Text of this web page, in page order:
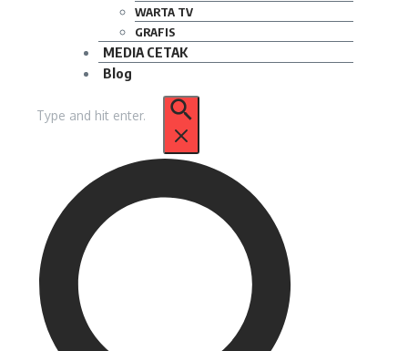
WARTA TV
GRAFIS
MEDIA CETAK
Blog
untuk: